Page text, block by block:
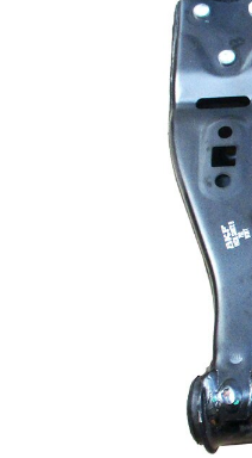
výrobek/
doplňkové
info
Doplňující
výrobek/info
párová čísla
výrobku